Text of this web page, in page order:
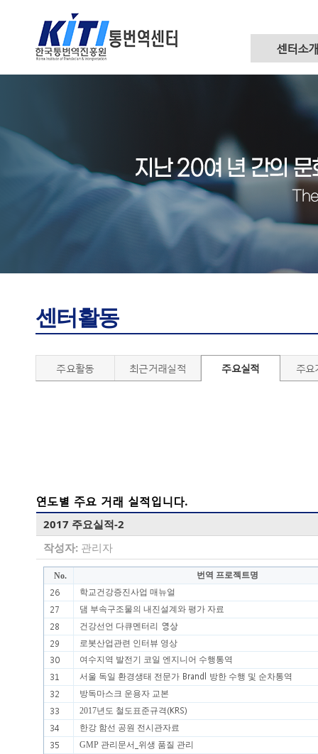
센터소개
센터활동
주요활동 최근거래실적 주요실적 주요
연도별 주요 거래 실적입니다.
2017 주요실적-2
작성자: 관리자
No. 번역 프로젝트명
26 학교건강증진사업 매뉴얼
27 댐 부속구조물의 내진설계와 평가 자료
28 건강선언 다큐멘터리
영상
29
로봇산업관련 인터뷰 영상
30 여수지역 발전기 코일 엔지니어 수행통역
31 서울 독일 환경생태 전문가 Brandl 방한 수행 및 순차통역
32 방독마스크 운용자 교본
33 2017년도 철도표준규격 (KRS)
34
한강 함선 공원 전시관자료
35 GMP 관리문서 위생 품질 관리